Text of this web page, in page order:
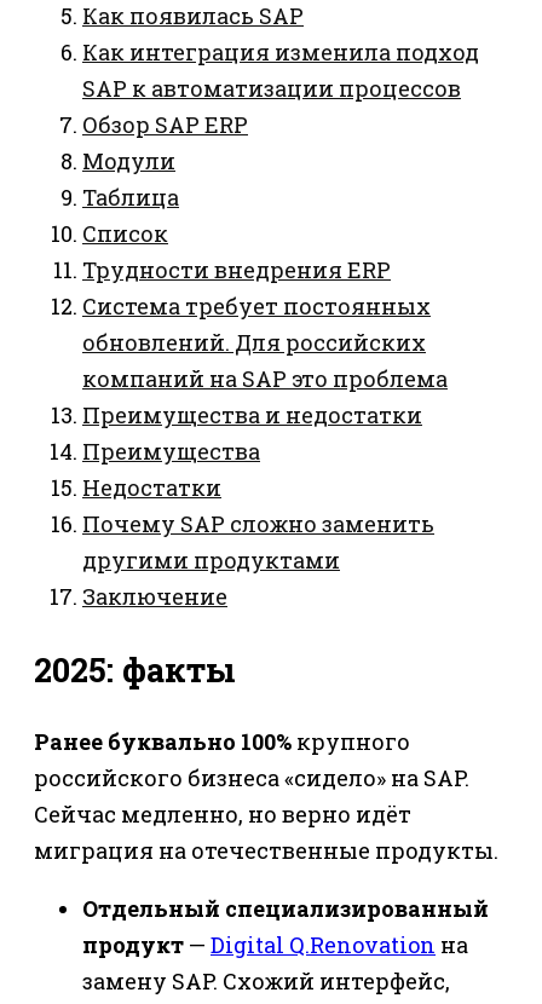
Как появилась SAP
Как интеграция изменила подход
SAP к автоматизации процессов
Обзор SAP ERP
Модули
Таблица
Список
Трудности внедрения ERP
Система требует постоянных
обновлений. Для российских
компаний на SAP это проблема
Преимущества и недостатки
Преимущества
Недостатки
Почему SAP сложно заменить
другими продуктами
Заключение
2025: факты
Ранее буквально 100% крупного
российского бизнеса «сидело» на SAP.
Сейчас медленно, но верно идёт
миграция на отечественные продукты.
Отдельный специализированный
продукт — Digital Q.Renovation на
замену SAP. Схожий интерфейс,